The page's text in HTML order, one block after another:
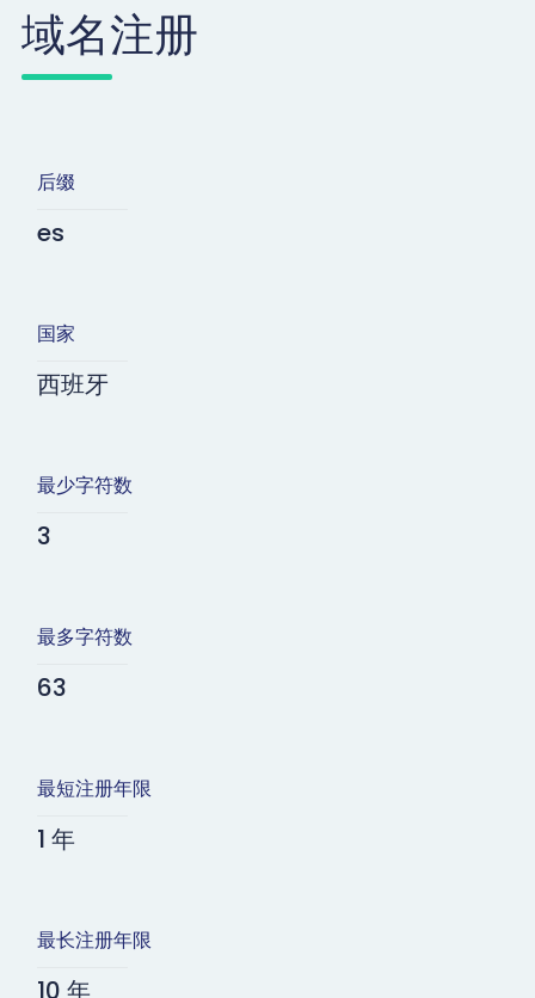
域名注册
后缀
es
国家
西班牙
最少字符数
3
最多字符数
63
最短注册年限
1 年
最长注册年限
10 年